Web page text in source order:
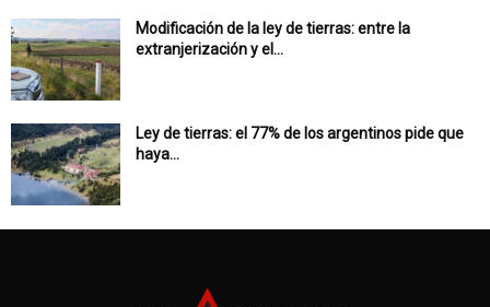
Modificación de la ley de tierras: entre la
extranjerización y el...
Ley de tierras: el 77% de los argentinos pide que
haya...